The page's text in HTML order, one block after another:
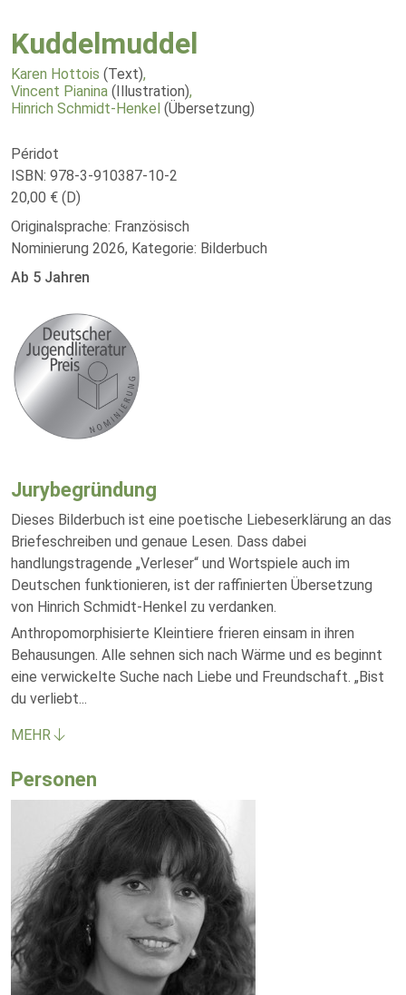
Kuddelmuddel
Karen Hottois (Text),
Vincent Pianina (Illustration),
Hinrich Schmidt-Henkel (Übersetzung)
Péridot
ISBN: 978-3-910387-10-2
20,00 € (D)
Originalsprache: Französisch
Nominierung 2026, Kategorie: Bilderbuch
Ab 5 Jahren
Jurybegründung
Dieses Bilderbuch ist eine poetische Liebeserklärung an das
Briefeschreiben und genaue Lesen. Dass dabei
handlungstragende „Verleser“ und Wortspiele auch im
Deutschen funktionieren, ist der raffinierten Übersetzung
von Hinrich Schmidt-Henkel zu verdanken.
Anthropomorphisierte Kleintiere frieren einsam in ihren
Behausungen. Alle sehnen sich nach Wärme und es beginnt
eine verwickelte Suche nach Liebe und Freundschaft. „Bist
du verliebt...
MEHR
Personen